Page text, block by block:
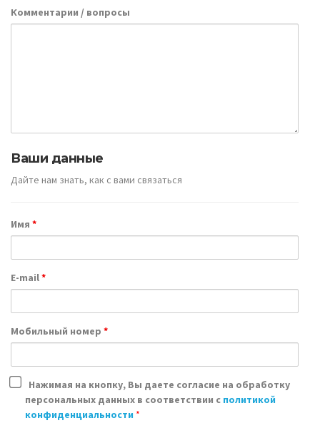
Комментарии / вопросы
Ваши данные
Дайте нам знать, как с вами связаться
Имя *
E-mail*
Мобильный номер *
Нажимая на кнопку, Вы даете согласие на обработку
персональных данных в соответствии с политикой
конфиденциальности *